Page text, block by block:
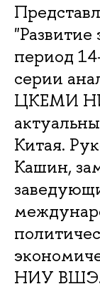
период
серии
ЦКЕМИ
Китая.
Кашин,
НИУ